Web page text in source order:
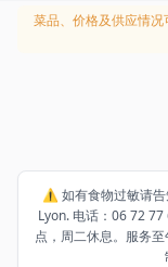
菜品、价格及供应情况
⚠️ 如有食物过敏请
Lyon. 电话：06 72
点，周二休息。服务